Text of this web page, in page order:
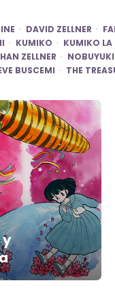
DAVID ZELLNER
KUMIKO KUMIKO LA
ZELLNER
BUSCEMI
THE